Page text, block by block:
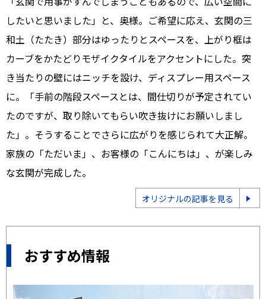
したいと思いました」と、奥様。ご希望に応え、玄関の三
和土（たたき）部分はゆったりとスペースを、上がり框は
カーブをかたどりモザイクタイルをアクセントにした。突
き当たりの壁にはニッチを設け、ディスプレー用スペース
に。「手前の階段スペースとは、間仕切りが予定されてい
たのですが、取り除いてもらい吹き抜けにお願いしまし
た」。そうすることでさらに広がりを感じられて大正解。
家族の「ただいま」、お客様の「こんにちは」、が楽しみ
な玄関が完成した。
オリジナルの記事を見る
おすすめ情報